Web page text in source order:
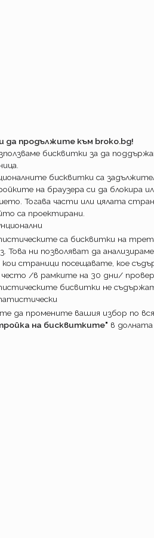
Интерамерикан
по вноски за вече
действащи застраховки
на Евроинс.
валидни.
при сключване няма да
вноски, да заявявате
начин както до сега.
на вашия
от Евроинс.
и вашият посредник
доверие! Вероятно не
Издаденият
два, докато процедурата на
сроковете не търпят
бързи с информация и
към Евроинс
да продължите към broko.bg!
бисквитки за да
бисквитки са
на браузера си да блокира
Тогава части или цялата
са проектирани.
са бисквитки на
Това ни позволяват да
кои страници посещавате, кое
често /в рамките на 30 дни/
бисвитки не съдържат
да промените вашия избор по
на бисквитките" в